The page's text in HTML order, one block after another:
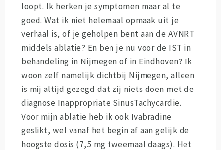
loopt. Ik herken je symptomen maar al te
goed. Wat ik niet helemaal opmaak uit je
verhaal is, of je geholpen bent aan de AVNRT
middels ablatie? En ben je nu voor de IST in
behandeling in Nijmegen of in Eindhoven? Ik
woon zelf namelijk dichtbij Nijmegen, alleen
is mij altijd gezegd dat zij niets doen met de
diagnose Inappropriate SinusTachycardie.
Voor mijn ablatie heb ik ook Ivabradine
geslikt, wel vanaf het begin af aan gelijk de
hoogste dosis (7,5 mg tweemaal daags). Het